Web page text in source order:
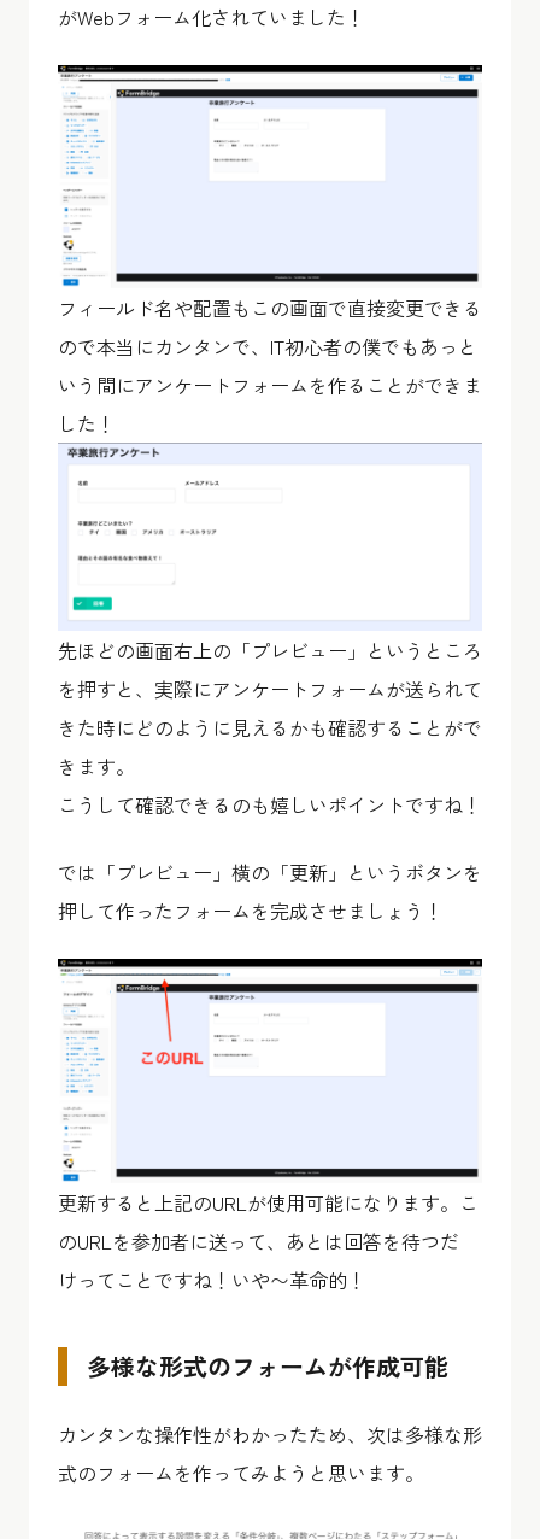
がWebフォーム化されていました！
フィールド名や配置もこの画面で直接変更できる
ので本当にカンタンで、IT初心者の僕でもあっと
いう間にアンケートフォームを作ることができま
した！
先ほどの画面右上の「プレビュー」というところ
を押すと、実際にアンケートフォームが送られて
きた時にどのように見えるかも確認することがで
きます。
こうして確認できるのも嬉しいポイントですね！
では「プレビュー」横の「更新」というボタンを
押して作ったフォームを完成させましょう！
更新すると上記のURLが使用可能になります。こ
のURLを参加者に送って、あとは回答を待つだ
けってことですね！いや〜革命的！
多様な形式のフォームが作成可能
カンタンな操作性がわかったため、次は多様な形
式のフォームを作ってみようと思います。